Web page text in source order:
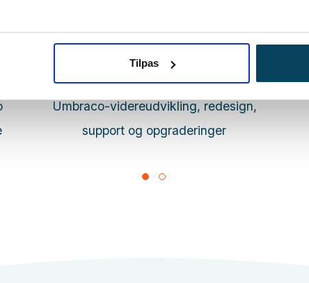
Tilpas
Læs mere
Umbraco-videreudvikling
Umbraco-videreudvikling, redesign,
support og opgraderinger